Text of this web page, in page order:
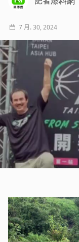
7 月. 30, 2024